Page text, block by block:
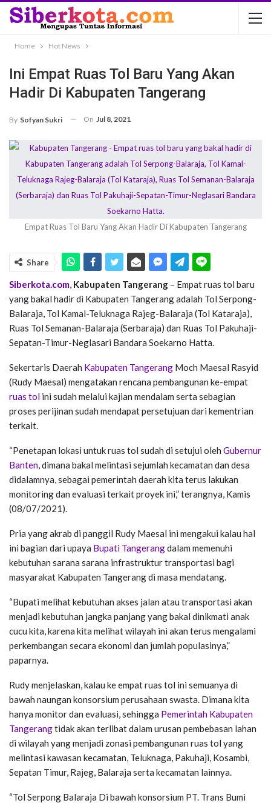
Home Hot News
Ini Empat Ruas Tol Baru Yang Akan
Hadir Di Kabupaten Tangerang
By Sofyan Sukri On Jul 8, 2021
Empat Ruas Tol Baru Yang Akan Hadir Di Kabupaten Tangerang
Share
Siberkota.com, Kabupaten Tangerang – Empat ruas tol baru
yang bakal hadir di Kabupaten Tangerang adalah Tol Serpong-
Balaraja, Tol Kamal-Teluknaga Rajeg-Balaraja (Tol Kataraja),
Ruas Tol Semanan-Balaraja (Serbaraja) dan Ruas Tol Pakuhaji-
Sepatan-Timur-Neglasari Bandara Soekarno Hatta.
Sekertaris Daerah Kabupaten Tangerang Moch Maesal Rasyid
(Rudy Maesal) mengatakan rencana pembangunan ke-empat
ruas tol ini sudah melalui kajian mendalam serta sebagian
proses perijinan sudah mendapat persetujuan dari kementrian
terkait.
“Penetapan lokasi untuk ruas tol sudah di setujui oleh Gubernur
Banten, dimana bakal melintasi sejumlah kecamatan dan desa
didalamnya, sebagai pemerintah daerah kita terus lakukan
monitoring dan evaluasi terkait proyek ini,” terangnya, Kamis
(08/07/2021).
Pria yang akrab di panggil Rudy Maesal ini mengakui kalau hal
ini bagian dari upaya Bupati Tangerangdalam memenuhi
kebutuhan sarana sarana infrastruktur transportasi bagi
masyarakat Kabupaten Tangerang di masa mendatang.
“Bupati melihat kebutuhan akses jalan atau transportasi akan
menjadi kebutuhan jangka panjang yang bakal dinikmati anak
cucu kita, karena kita melihat wilayah ini akan terus mengalami
perkembangan secara ekonomi dan jumlah populasinya,”
paparnya.
Rudy menjelaskan, kalau ke empat ruas tol ini semuanya di
bawah naungan konsorsium perusahaan swasta. Dimana kita
hanya monitor dan evaluasi, sehingga Pemerintah Kabupaten
Tangerangtidak akan terlibat dalam urusan pembebasan lahan
di wilayah yang menjadi zonasi pembangunan ruas tol yang
melintasi kawasan kecamatan, Teluknaga, Pakuhaji, Kosambi,
Sepatan Timur, Rajeg, Balaraja serta kecamatan lainnya.
“Tol Serpong Balaraja Di bawah konsorsium PT. Trans Bumi